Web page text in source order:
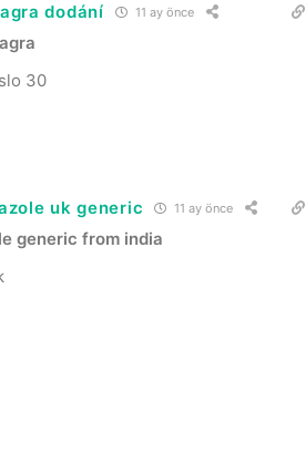
dodání 11 ay önce
30
uk generic 11 ay önce
generic from india